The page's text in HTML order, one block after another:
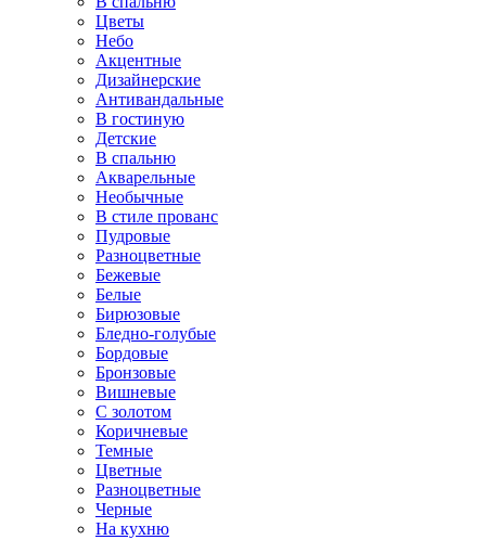
Цветы
Небо
Акцентные
Дизайнерские
Антивандальные
В гостиную
Детские
В спальню
Акварельные
Необычные
В стиле прованс
Пудровые
Разноцветные
Бежевые
Белые
Бирюзовые
Бледно-голубые
Бордовые
Бронзовые
Вишневые
С золотом
Коричневые
Темные
Цветные
Разноцветные
Черные
На кухню